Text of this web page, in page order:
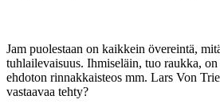
Jam puolestaan on kaikkein övereintä,
tuhlailevaisuus. Ihmiseläin, tuo raukka,
ehdoton rinnakkaisteos mm. Lars Von
vastaavaa tehty?